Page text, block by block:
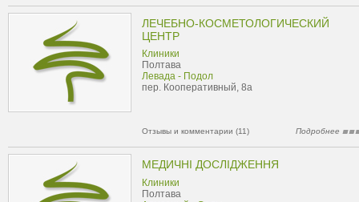
ЛЕЧЕБНО-КОСМЕТОЛОГИЧЕСКИЙ
ЦЕНТР
Клиники
Полтава
Левада - Подол
пер. Кооперативный, 8а
Отзывы и комментарии (11) Подробнее
МЕДИЧНІ ДОСЛІДЖЕННЯ
Клиники
Полтава